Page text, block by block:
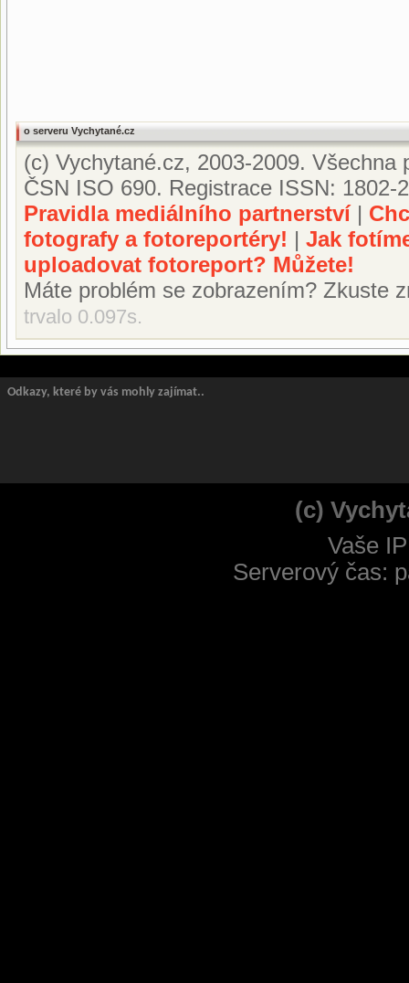
o serveru Vychytané.cz
(c) Vychytané.cz, 2003-2009.
ČSN ISO 690. Registrace ISSN: 1802-
Pravidla mediálního partnerství|
fotografy a fotoreportéry! | Jak
uploadovat fotoreport? Můžete!
Máte problém se zobrazením? Zkuste
trvalo 0.097s.
Odkazy, které by vás mohly zajímat..
(c)
Vaše
Serverový čas: